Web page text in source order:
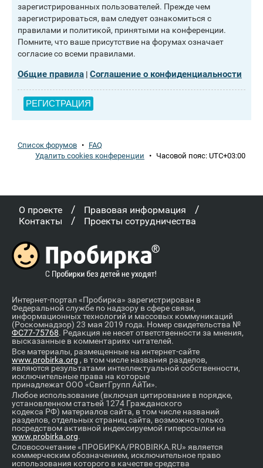
зарегистрированных пользователей. Прежде чем
зарегистрироваться, вам следует ознакомиться с
правилами и политикой, принятыми на конференции.
Помните, что ваше присутствие на форумах означает
согласие со всеми правилами.
Общие правила | Соглашение о конфиденциальности
РЕГИСТРАЦИЯ
Список форумов • FAQ
Удалить cookies конференции • Часовой пояс: UTC+03:00
О проекте / Правовая информация /
Контакты / Проекты сотрудничества
Интернет-портал «Пробирка» зарегистрирован в
Федеральной службе по надзору в сфере связи,
информационных технологий и массовых коммуникаций
(Роскомнадзор) 23 мая 2019 года. Номер свидетельства №
ФС77-75768. Редакция не несет ответственности за мнения,
высказанные в комментариях читателей.
Все материалы, размещенные на интернет-сайте
www.probirka.org , в том числе названия разделов,
являются результатами интеллектуальной собственности,
исключительные права на которые
принадлежат ООО «СвитГрупп АйТи».
Любое использование (включая цитирование в порядке,
установленном статьей 1274 Гражданского
кодекса РФ) материалов сайта, в том числе названий
разделов, отдельных страниц сайта, возможно только
посредством активной индексируемой гиперссылки на
www.probirka.org.
Словосочетание «ПРОБИРКА/PROBIRKA.RU» является
коммерческим обозначением, исключительное право
использования которого в качестве средства